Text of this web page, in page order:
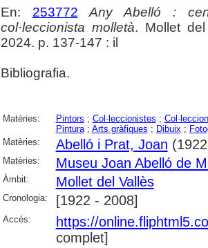
En: 253772
Any Abelló :
col·leccionista molletà. Mollet
2024. p. 137-147 : il
Bibliografia.
Matèries: Pintors ; Col·leccionistes ;
Pintura; Arts gràfiques ; Dibuix;
Matèries:
Abelló i Prat, Joan
Matèries: Museu Joan Abelló de
Àmbit: Mollet del Vallès
Cronologia: [1922 - 2008]
Accés:
https://
complet]